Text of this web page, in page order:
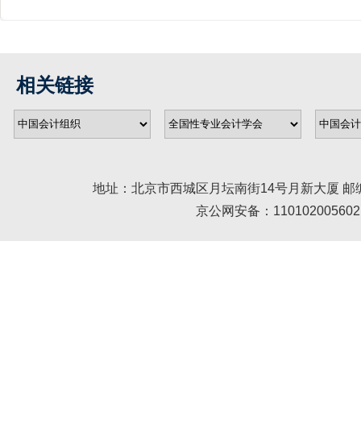
相关链接
地址：北京市西城区月坛南街14号月新大厦
京公网安备：